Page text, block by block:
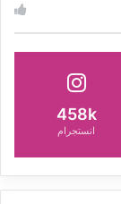
458k
انستجرام